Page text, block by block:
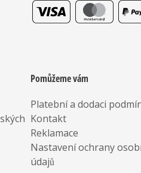
Pomůžeme vám
Platební a dodaci
Kontakt
Reklamace
Nastavení ochrany
údajů